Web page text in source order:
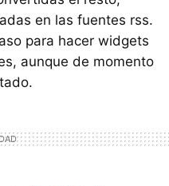
en las fuentes rss.
para hacer widgets
aunque de momento